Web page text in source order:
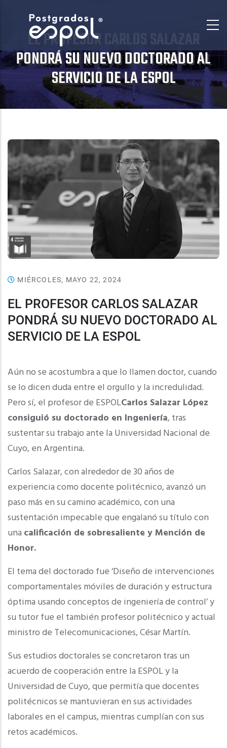
contenido
principal
EL PROFESOR CARLOS SALAZAR
PONDRÁ SU NUEVO DOCTORADO AL
SERVICIO DE LA ESPOL
MIÉRCOLES, MAYO 22, 2024
EL PROFESOR CARLOS SALAZAR
PONDRÁ SU NUEVO DOCTORADO AL
SERVICIO DE LA ESPOL
Aún no se acostumbra a que lo llamen doctor, cuando
se lo dicen duda entre el orgullo y la incredulidad.
Pero sí, el profesor de ESPOLCarlos Salazar López
consiguió su doctorado en Ingeniería, tras
sustentar su trabajo ante la Universidad Nacional de
Cuyo, en Argentina.
Carlos Salazar, con alrededor de 30 años de
experiencia como docente politécnico, avanzó un
paso más en su camino académico, con una
sustentación impecable que engalanó su título con
una calificación de sobresaliente y Mención de
Honor.
El tema del doctorado fue ‘Diseño de intervenciones
comportamentales móviles de duración y estructura
óptima usando conceptos de ingeniería de control’ y
su tutor fue el también profesor politécnico y actual
ministro de Telecomunicaciones, César Martín.
Sus estudios doctorales se concretaron tras un
acuerdo de cooperación entre la ESPOL y la
Universidad de Cuyo, que permitía que docentes
politécnicos se mantuvieran en sus actividades
laborales en el campus, mientras cumplían con sus
retos académicos.